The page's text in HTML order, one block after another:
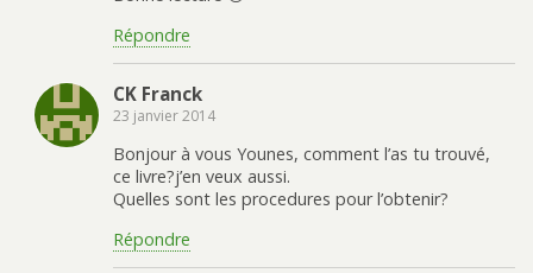
Répondre
CK Franck
23 janvier 2014
Bonjour à vous Younes, comment l’as tu trouvé,
ce livre?j’en veux aussi.
Quelles sont les procedures pour l’obtenir?
Répondre